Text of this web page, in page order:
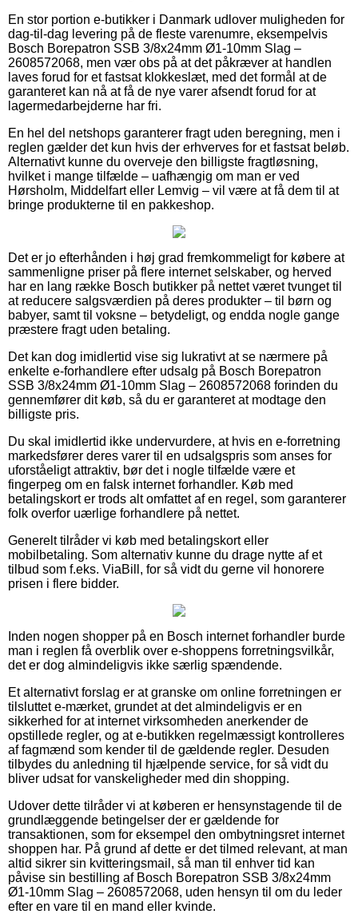
En stor portion e-butikker i Danmark udlover muligheden for
dag-til-dag levering på de fleste varenumre, eksempelvis
Bosch Borepatron SSB 3/8x24mm Ø1-10mm Slag –
2608572068, men vær obs på at det påkræver at handlen
laves forud for et fastsat klokkeslæt, med det formål at de
garanteret kan nå at få de nye varer afsendt forud for at
lagermedarbejderne har fri.
En hel del netshops garanterer fragt uden beregning, men i
reglen gælder det kun hvis der erhverves for et fastsat beløb.
Alternativt kunne du overveje den billigste fragtløsning,
hvilket i mange tilfælde – uafhængig om man er ved
Hørsholm, Middelfart eller Lemvig – vil være at få dem til at
bringe produkterne til en pakkeshop.
Det er jo efterhånden i høj grad fremkommeligt for købere at
sammenligne priser på flere internet selskaber, og herved
har en lang række Bosch butikker på nettet været tvunget til
at reducere salgsværdien på deres produkter – til børn og
babyer, samt til voksne – betydeligt, og endda nogle gange
præstere fragt uden betaling.
Det kan dog imidlertid vise sig lukrativt at se nærmere på
enkelte e-forhandlere efter udsalg på Bosch Borepatron
SSB 3/8x24mm Ø1-10mm Slag – 2608572068 forinden du
gennemfører dit køb, så du er garanteret at modtage den
billigste pris.
Du skal imidlertid ikke undervurdere, at hvis en e-forretning
markedsfører deres varer til en udsalgspris som anses for
uforståeligt attraktiv, bør det i nogle tilfælde være et
fingerpeg om en falsk internet forhandler. Køb med
betalingskort er trods alt omfattet af en regel, som garanterer
folk overfor uærlige forhandlere på nettet.
Generelt tilråder vi køb med betalingskort eller
mobilbetaling. Som alternativ kunne du drage nytte af et
tilbud som f.eks. ViaBill, for så vidt du gerne vil honorere
prisen i flere bidder.
Inden nogen shopper på en Bosch internet forhandler burde
man i reglen få overblik over e-shoppens forretningsvilkår,
det er dog almindeligvis ikke særlig spændende.
Et alternativt forslag er at granske om online forretningen er
tilsluttet e-mærket, grundet at det almindeligvis er en
sikkerhed for at internet virksomheden anerkender de
opstillede regler, og at e-butikken regelmæssigt kontrolleres
af fagmænd som kender til de gældende regler. Desuden
tilbydes du anledning til hjælpende service, for så vidt du
bliver udsat for vanskeligheder med din shopping.
Udover dette tilråder vi at køberen er hensynstagende til de
grundlæggende betingelser der er gældende for
transaktionen, som for eksempel den ombytningsret internet
shoppen har. På grund af dette er det tilmed relevant, at man
altid sikrer sin kvitteringsmail, så man til enhver tid kan
påvise sin bestilling af Bosch Borepatron SSB 3/8x24mm
Ø1-10mm Slag – 2608572068, uden hensyn til om du leder
efter en vare til en mand eller kvinde.